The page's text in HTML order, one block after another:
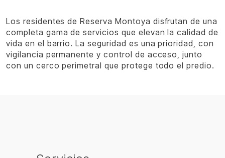
Los residentes de Reserva Montoya disfrutan de una
completa gama de servicios que elevan la calidad de
vida en el barrio. La seguridad es una prioridad, con
vigilancia permanente y control de acceso, junto
con un cerco perimetral que protege todo el predio.